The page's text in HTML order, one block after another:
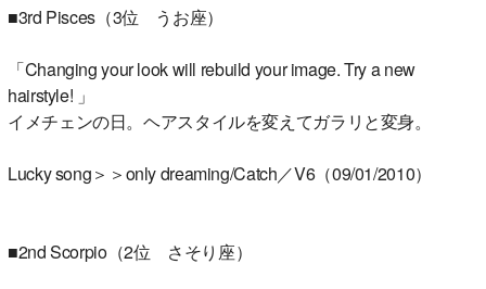
■3rd Pisces（3位 うお座）
「Changing your look will rebuild your image. Try a new
hairstyle! 」
イメチェンの日。ヘアスタイルを変えてガラリと変身。
Lucky song＞＞only dreaming/Catch／V6（09/01/2010）
■2nd Scorpio（2位 さそり座）